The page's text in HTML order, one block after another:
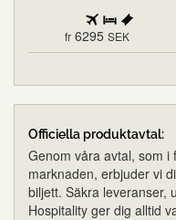
fr 6295 SEK
Officiella produktavtal:
Genom våra avtal, som
marknaden, erbjuder vi
biljett. Säkra leveranser,
Hospitality ger dig alltid